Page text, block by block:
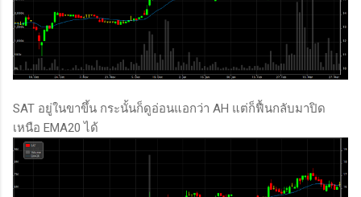
SAT อยู่ในขาขึ้น กระนั้นก็ดูอ่อนแอกว่า AH แต่ก็ฟื้นกลับมาปิด
เหนือ EMA20 ได้